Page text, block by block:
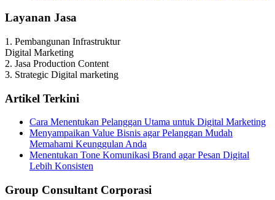
Layanan Jasa
1. Pembangunan Infrastruktur
Digital Marketing
2. Jasa Production Content
3. Strategic Digital marketing
Artikel Terkini
Cara Menentukan Pelanggan Utama untuk Digital Marketing
Menyampaikan Value Bisnis agar Pelanggan Mudah
Memahami Keunggulan Anda
Menentukan Tone Komunikasi Brand agar Pesan Digital
Lebih Konsisten
Group Consultant Corporasi